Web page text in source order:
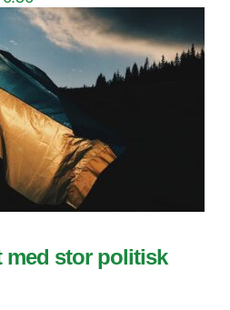
med stor politisk